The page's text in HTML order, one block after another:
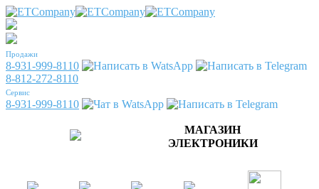
Продажи
8-931-999-8110
8-812-272-8110
Сервис
8-931-999-8110
МАГАЗИН
ЭЛЕКТРОНИКИ